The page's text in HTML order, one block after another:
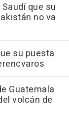
que su
no va
su puesta
Guatemala
volcán de